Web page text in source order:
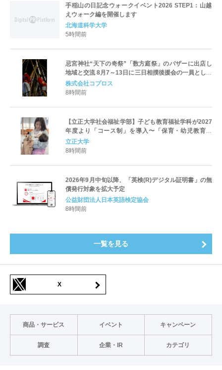
手稲山の日記念ウォークイベント2026 STEP1：山越
えウォーク編を開催します
北海道科学大学
5時間前
忌宮神社“天下の奇祭”「数方庭祭」のバザーに出店し
地域と交流 8月7～13日に三日相撲後援会の一員として
参加
株式会社コプロス
8時間前
【立正大学社会福祉学部】子ども教育福祉学科が2027
年度より「コース制」を導入〜「保育・幼児教育」
「初等教育」「子ども心理」の3コースを新設し、目指
すキャリアと学びを明確化〜
立正大学
8時間前
2026年9月中旬以降、「英検(R)デジタル証明書」の無
償発行対象を拡大予定
公益財団法人日本英語検定協会
8時間前
一覧を見る
X
商品・サービス イベント キャンペーン
調査 企業・IR カテゴリ